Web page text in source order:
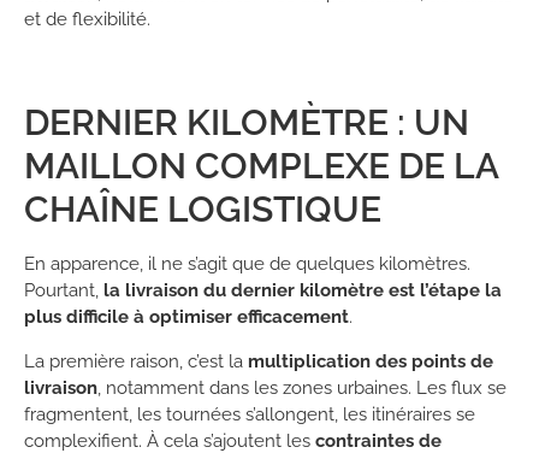
et de flexibilité.
DERNIER KILOMÈTRE : UN
MAILLON COMPLEXE DE LA
CHAÎNE LOGISTIQUE
En apparence, il ne s’agit que de quelques kilomètres.
Pourtant, la livraison du dernier kilomètre est l’étape la
plus difficile à optimiser efficacement.
La première raison, c’est la multiplication des points de
livraison , notamment dans les zones urbaines. Les flux se
fragmentent, les tournées s’allongent, les itinéraires se
complexifient. À cela s’ajoutent les contraintes de